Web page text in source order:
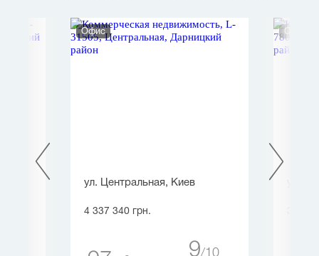
Офис
ул. Центральная, Киев
4 337 340 грн.
9 10
Офис